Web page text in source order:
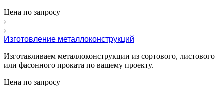
Цена по запросу
Изготовление металлоконструкций
Изготавливаем металлоконструкции из сортового, листового
или фасонного проката по вашему проекту.
Цена по запросу